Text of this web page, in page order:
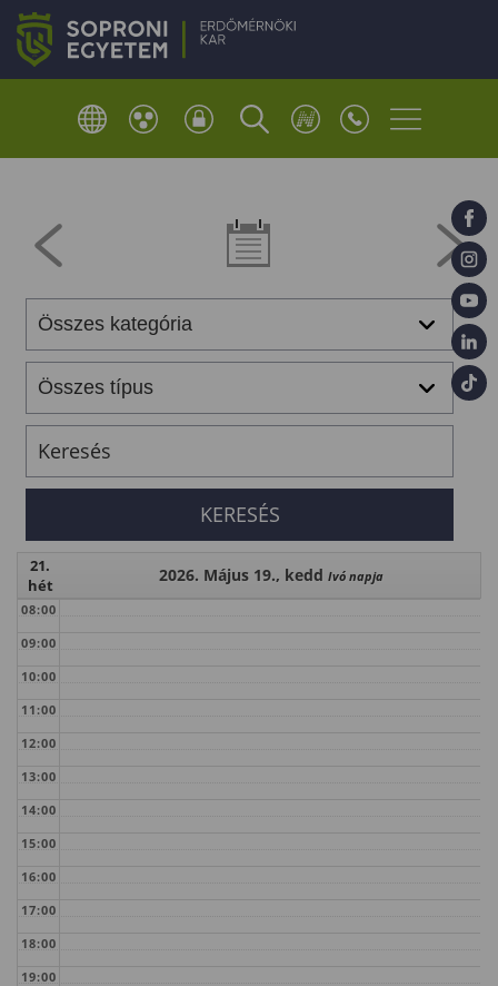
21.
hét
2026. Május 19., kedd Ivó napja
08:00
09:00
10:00
11:00
12:00
13:00
14:00
15:00
16:00
17:00
18:00
19:00